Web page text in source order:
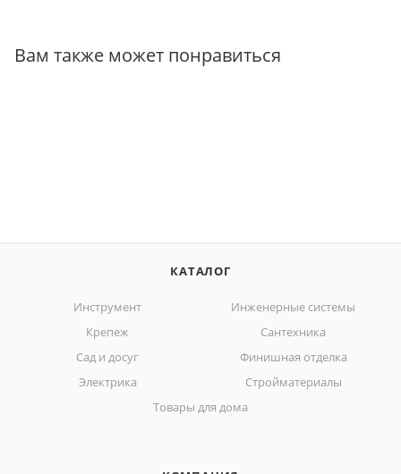
Вам также может понравиться
КАТАЛОГ
Инструмент
Инженерные системы
Крепеж
Сантехника
Сад и досуг
Финишная отделка
Электрика
Стройматериалы
Товары для дома